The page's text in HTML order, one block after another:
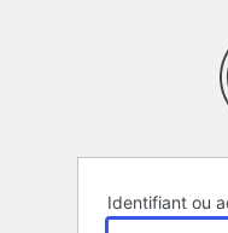
Identifiant ou